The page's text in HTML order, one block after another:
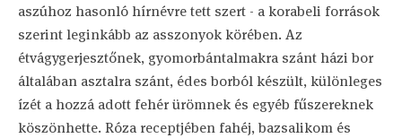
aszúhoz hasonló hírnévre tett szert - a korabeli források
szerint leginkább az asszonyok körében. Az
étvágygerjesztőnek, gyomorbántalmakra szánt házi bor
általában asztalra szánt, édes borból készült, különleges
ízét a hozzá adott fehér ürömnek és egyéb fűszereknek
köszönhette. Róza receptjében fahéj, bazsalikom és